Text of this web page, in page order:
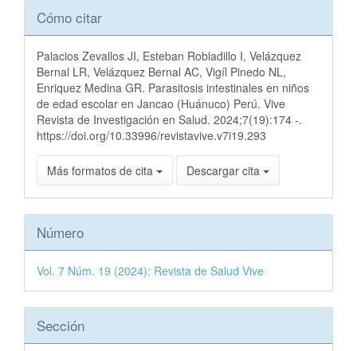
Detalles
del
artículo
Cómo citar
Palacios Zevallos JI, Esteban Robladillo I, Velázquez
Bernal LR, Velázquez Bernal AC, Vigíl Pinedo NL,
Enriquez Medina GR. Parasitosis intestinales en niños
de edad escolar en Jancao (Huánuco) Perú. Vive
Revista de Investigación en Salud. 2024;7(19):174 -.
https://doi.org/10.33996/revistavive.v7i19.293
Más formatos de cita Descargar cita
Número
Vol. 7 Núm. 19 (2024): Revista de Salud Vive
Sección